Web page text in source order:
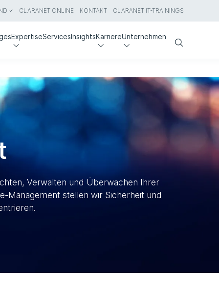
CLARANET ONLINE KONTAKT CLARANET IT-TRAININGS
ExpertiseServicesInsightsKarriereUnternehmen
Search
Verwalten und Überwachen Ihrer
Management stellen wir Sicherheit und